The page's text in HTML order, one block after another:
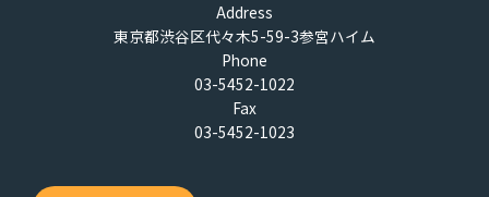
Address
東京都渋谷区代々木5-59-3参宮ハイム
Phone
03-5452-1022
Fax
03-5452-1023